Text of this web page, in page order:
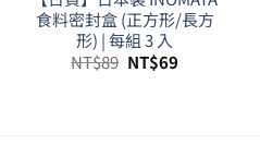
食料密封盒 (正方形/長方
形) | 每組 3 入
NT$89 原
始
NT$69目